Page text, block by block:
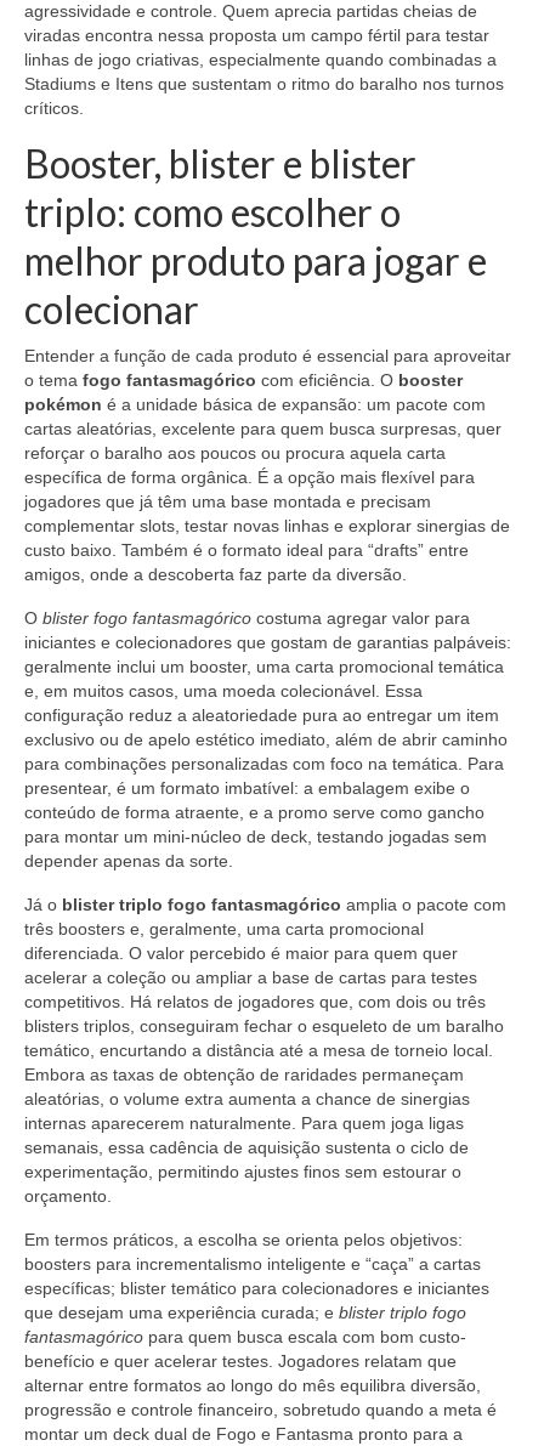
agressividade e controle. Quem aprecia partidas cheias de
viradas encontra nessa proposta um campo fértil para testar
linhas de jogo criativas, especialmente quando combinadas a
Stadiums e Itens que sustentam o ritmo do baralho nos turnos
críticos.
Booster, blister e blister
triplo: como escolher o
melhor produto para jogar e
colecionar
Entender a função de cada produto é essencial para aproveitar
o tema fogo fantasmagórico com eficiência. O booster
pokémon é a unidade básica de expansão: um pacote com
cartas aleatórias, excelente para quem busca surpresas, quer
reforçar o baralho aos poucos ou procura aquela carta
específica de forma orgânica. É a opção mais flexível para
jogadores que já têm uma base montada e precisam
complementar slots, testar novas linhas e explorar sinergias de
custo baixo. Também é o formato ideal para “drafts” entre
amigos, onde a descoberta faz parte da diversão.
O blister fogo fantasmagórico costuma agregar valor para
iniciantes e colecionadores que gostam de garantias palpáveis:
geralmente inclui um booster, uma carta promocional temática
e, em muitos casos, uma moeda colecionável. Essa
configuração reduz a aleatoriedade pura ao entregar um item
exclusivo ou de apelo estético imediato, além de abrir caminho
para combinações personalizadas com foco na temática. Para
presentear, é um formato imbatível: a embalagem exibe o
conteúdo de forma atraente, e a promo serve como gancho
para montar um mini-núcleo de deck, testando jogadas sem
depender apenas da sorte.
Já o blister triplo fogo fantasmagórico amplia o pacote com
três boosters e, geralmente, uma carta promocional
diferenciada. O valor percebido é maior para quem quer
acelerar a coleção ou ampliar a base de cartas para testes
competitivos. Há relatos de jogadores que, com dois ou três
blisters triplos, conseguiram fechar o esqueleto de um baralho
temático, encurtando a distância até a mesa de torneio local.
Embora as taxas de obtenção de raridades permaneçam
aleatórias, o volume extra aumenta a chance de sinergias
internas aparecerem naturalmente. Para quem joga ligas
semanais, essa cadência de aquisição sustenta o ciclo de
experimentação, permitindo ajustes finos sem estourar o
orçamento.
Em termos práticos, a escolha se orienta pelos objetivos:
boosters para incrementalismo inteligente e “caça” a cartas
específicas; blister temático para colecionadores e iniciantes
que desejam uma experiência curada; e blister triplo fogo
fantasmagórico para quem busca escala com bom custo-
benefício e quer acelerar testes. Jogadores relatam que
alternar entre formatos ao longo do mês equilibra diversão,
progressão e controle financeiro, sobretudo quando a meta é
montar um deck dual de Fogo e Fantasma pronto para a